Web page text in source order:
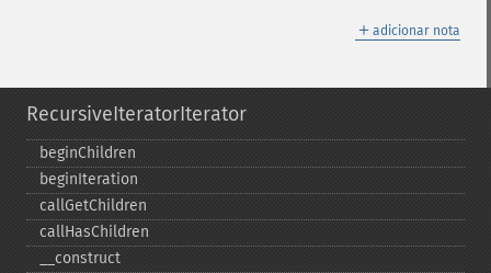
＋ adicionar nota
RecursiveIteratorIterator
beginChildren
beginIteration
callGetChildren
callHasChildren
_​_​construct